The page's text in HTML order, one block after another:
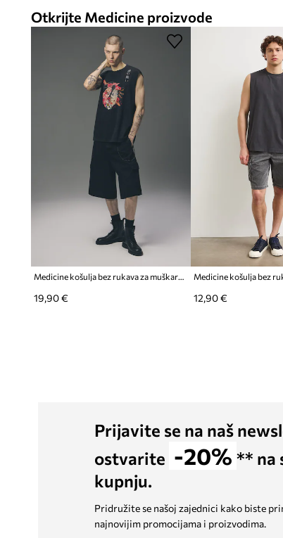
Otkrijte Medicine proizvode
Medicine košulja bez rukava za muškarce
19,90 € 12,90 €
Prijavite se na naš
ostvarite -20% ** na
kupnju.
Pridružite se našoj zajednici kako biste
najnovijim promocijama i proizvodima.